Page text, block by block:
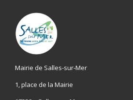
Mairie de Salles-sur-Mer
1, place de la Mairie